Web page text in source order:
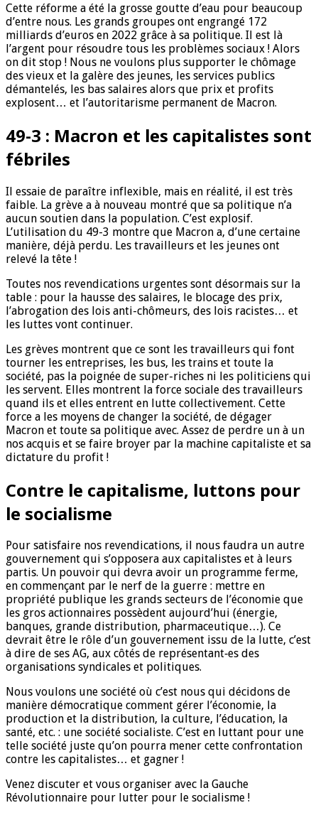
Cette réforme a été la grosse goutte d’eau pour beaucoup
d’entre nous. Les grands groupes ont engrangé 172
milliards d’euros en 2022 grâce à sa politique. Il est là
l’argent pour résoudre tous les problèmes sociaux ! Alors
on dit stop ! Nous ne voulons plus supporter le chômage
des vieux et la galère des jeunes, les services publics
démantelés, les bas salaires alors que prix et profits
explosent… et l’autoritarisme permanent de Macron.
49-3 : Macron et les capitalistes sont
fébriles
Il essaie de paraître inflexible, mais en réalité, il est très
faible. La grève a à nouveau montré que sa politique n’a
aucun soutien dans la population. C’est explosif.
L’utilisation du 49-3 montre que Macron a, d’une certaine
manière, déjà perdu. Les travailleurs et les jeunes ont
relevé la tête !
Toutes nos revendications urgentes sont désormais sur la
table : pour la hausse des salaires, le blocage des prix,
l’abrogation des lois anti-chômeurs, des lois racistes… et
les luttes vont continuer.
Les grèves montrent que ce sont les travailleurs qui font
tourner les entreprises, les bus, les trains et toute la
société, pas la poignée de super-riches ni les politiciens qui
les servent. Elles montrent la force sociale des travailleurs
quand ils et elles entrent en lutte collectivement. Cette
force a les moyens de changer la société, de dégager
Macron et toute sa politique avec. Assez de perdre un à un
nos acquis et se faire broyer par la machine capitaliste et sa
dictature du profit !
Contre le capitalisme, luttons pour
le socialisme
Pour satisfaire nos revendications, il nous faudra un autre
gouvernement qui s’opposera aux capitalistes et à leurs
partis. Un pouvoir qui devra avoir un programme ferme,
en commençant par le nerf de la guerre : mettre en
propriété publique les grands secteurs de l’économie que
les gros actionnaires possèdent aujourd’hui (énergie,
banques, grande distribution, pharmaceutique…). Ce
devrait être le rôle d’un gouvernement issu de la lutte, c’est
à dire de ses AG, aux côtés de représentant‑es des
organisations syndicales et politiques.
Nous voulons une société où c’est nous qui décidons de
manière démocratique comment gérer l’économie, la
production et la distribution, la culture, l’éducation, la
santé, etc. : une société socialiste. C’est en luttant pour une
telle société juste qu’on pourra mener cette confrontation
contre les capitalistes… et gagner !
Venez discuter et vous organiser avec la Gauche
Révolutionnaire pour lutter pour le socialisme !